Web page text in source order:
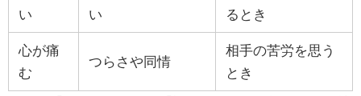
い
い
るとき
心が痛
む
つらさや同情
相手の苦労を思う
とき